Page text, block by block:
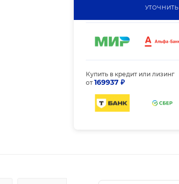
УТОЧНИТЬ
Купить в кредит или лизинг
от169937 ₽